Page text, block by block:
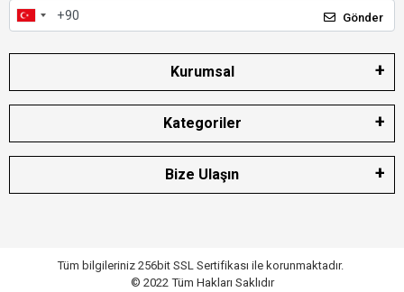
Gönder
Kurumsal
Kategoriler
Bize Ulaşın
Tüm bilgileriniz 256bit SSL Sertifikası ile korunmaktadır.
© 2022 Tüm Hakları Saklıdır